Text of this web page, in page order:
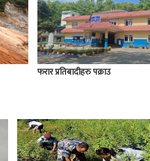
फरार प्रतिबादीहरु पक्राउ